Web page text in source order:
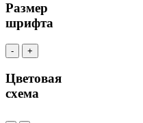
Размер
шрифта
- +
Цветовая
схема